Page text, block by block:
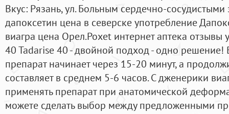
Вкус: Рязань, ул. Больным сердечно-
дапоксетин цена в северске употребление
виагра цена Орел.Poxet интернет аптека отзывы
40 Tadarise 40 - двойной подход - одно решение!
препарат начинает через 15-20 минут, а
составляет в среднем 5-6 часов. С дженерики
применять препарат при анатомической
можете сделать выбор между предложенными